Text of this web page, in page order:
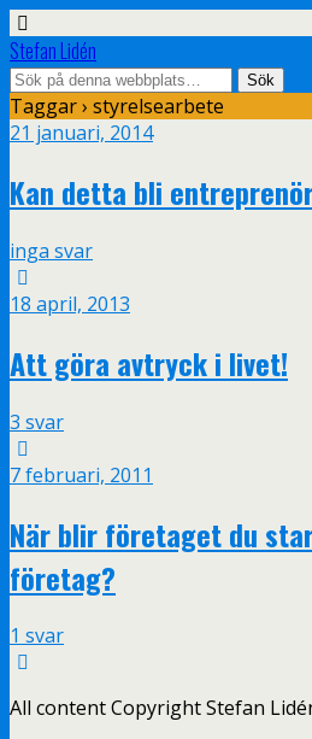
Stefan Lidén
Taggar › styrelsearbete
21 januari, 2014
Kan detta bli
inga svar
18 april, 2013
Att göra avtryck i livet!
3 svar
7 februari, 2011
När blir företaget du
företag?
1 svar
All content Copyright Stefan